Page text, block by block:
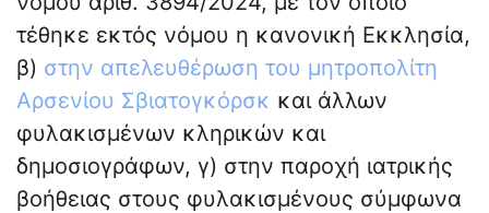
τέθηκε εκτός νόμου η κανονική Εκκλησία,
β) στην απελευθέρωση του μητροπολίτη
Αρσενίου Σβιατογκόρσκ και άλλων
φυλακισμένων κληρικών και
δημοσιογράφων, γ) στην παροχή ιατρικής
βοήθειας στους φυλακισμένους σύμφωνα